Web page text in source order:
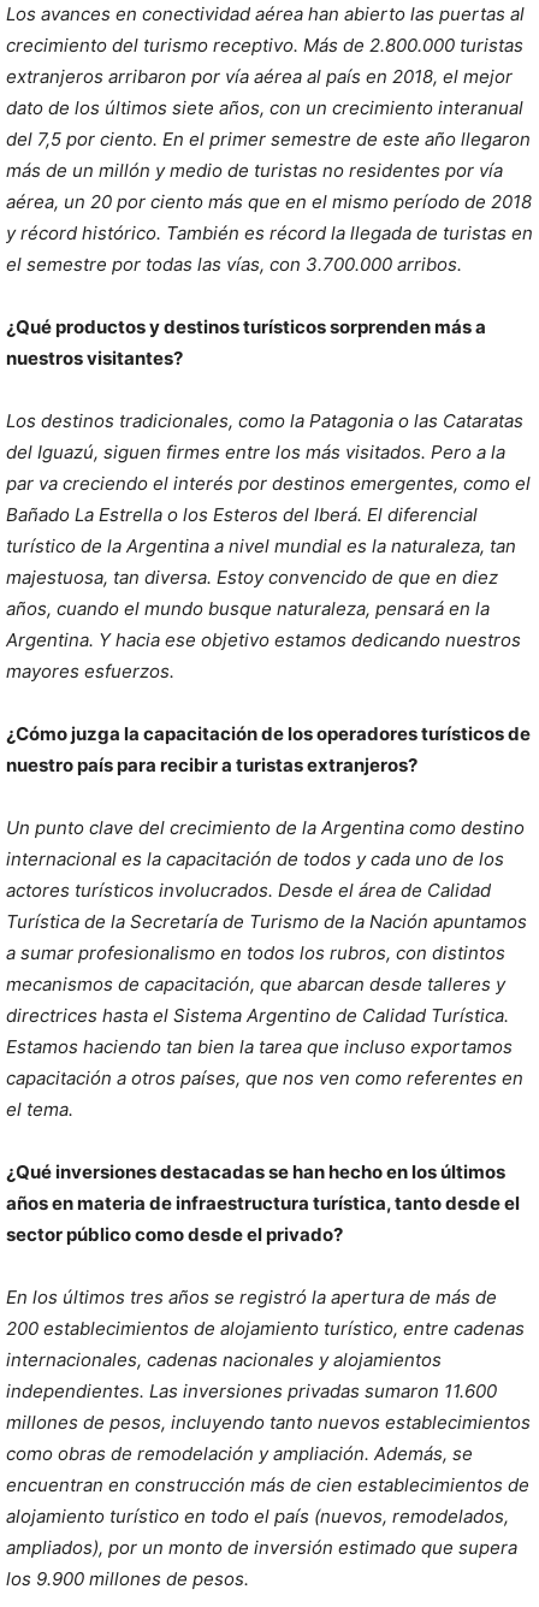
Los avances en conectividad aérea han abierto las puertas al
crecimiento del turismo receptivo. Más de 2.800.000 turistas
extranjeros arribaron por vía aérea al país en 2018, el mejor
dato de los últimos siete años, con un crecimiento interanual
del 7,5 por ciento. En el primer semestre de este año llegaron
más de un millón y medio de turistas no residentes por vía
aérea, un 20 por ciento más que en el mismo período de 2018
y récord histórico. También es récord la llegada de turistas en
el semestre por todas las vías, con 3.700.000 arribos.
¿Qué productos y destinos turísticos sorprenden más a
nuestros visitantes?
Los destinos tradicionales, como la Patagonia o las Cataratas
del Iguazú, siguen firmes entre los más visitados. Pero a la
par va creciendo el interés por destinos emergentes, como el
Bañado La Estrella o los Esteros del Iberá. El diferencial
turístico de la Argentina a nivel mundial es la naturaleza, tan
majestuosa, tan diversa. Estoy convencido de que en diez
años, cuando el mundo busque naturaleza, pensará en la
Argentina. Y hacia ese objetivo estamos dedicando nuestros
mayores esfuerzos.
¿Cómo juzga la capacitación de los operadores turísticos de
nuestro país para recibir a turistas extranjeros?
Un punto clave del crecimiento de la Argentina como destino
internacional es la capacitación de todos y cada uno de los
actores turísticos involucrados. Desde el área de Calidad
Turística de la Secretaría de Turismo de la Nación apuntamos
a sumar profesionalismo en todos los rubros, con distintos
mecanismos de capacitación, que abarcan desde talleres y
directrices hasta el Sistema Argentino de Calidad Turística.
Estamos haciendo tan bien la tarea que incluso exportamos
capacitación a otros países, que nos ven como referentes en
el tema.
¿Qué inversiones destacadas se han hecho en los últimos
años en materia de infraestructura turística, tanto desde el
sector público como desde el privado?
En los últimos tres años se registró la apertura de más de
200 establecimientos de alojamiento turístico, entre cadenas
internacionales, cadenas nacionales y alojamientos
independientes. Las inversiones privadas sumaron 11.600
millones de pesos, incluyendo tanto nuevos establecimientos
como obras de remodelación y ampliación. Además, se
encuentran en construcción más de cien establecimientos de
alojamiento turístico en todo el país (nuevos, remodelados,
ampliados), por un monto de inversión estimado que supera
los 9.900 millones de pesos.